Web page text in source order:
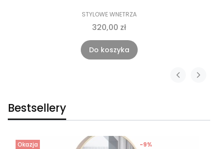
STYLOWE WNETRZA
320,00 zł
Do koszyka
Bestsellery
Okazja -9%